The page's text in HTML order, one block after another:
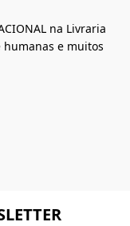
na Livraria
humanas e muitos